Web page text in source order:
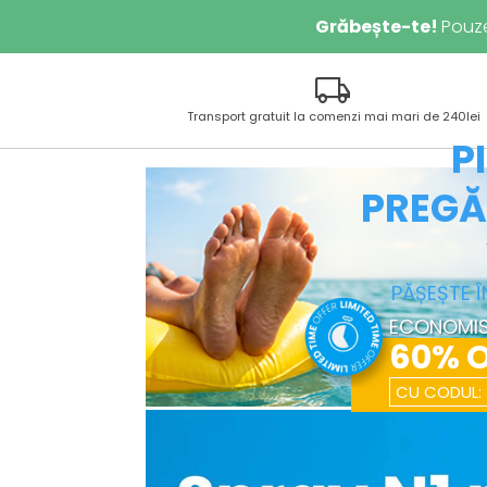
Grăbește-te!
Transport gratuit la comenzi mai mari de 240lei
local_shipping
PĂȘEȘTE
60%
CU CODUL: